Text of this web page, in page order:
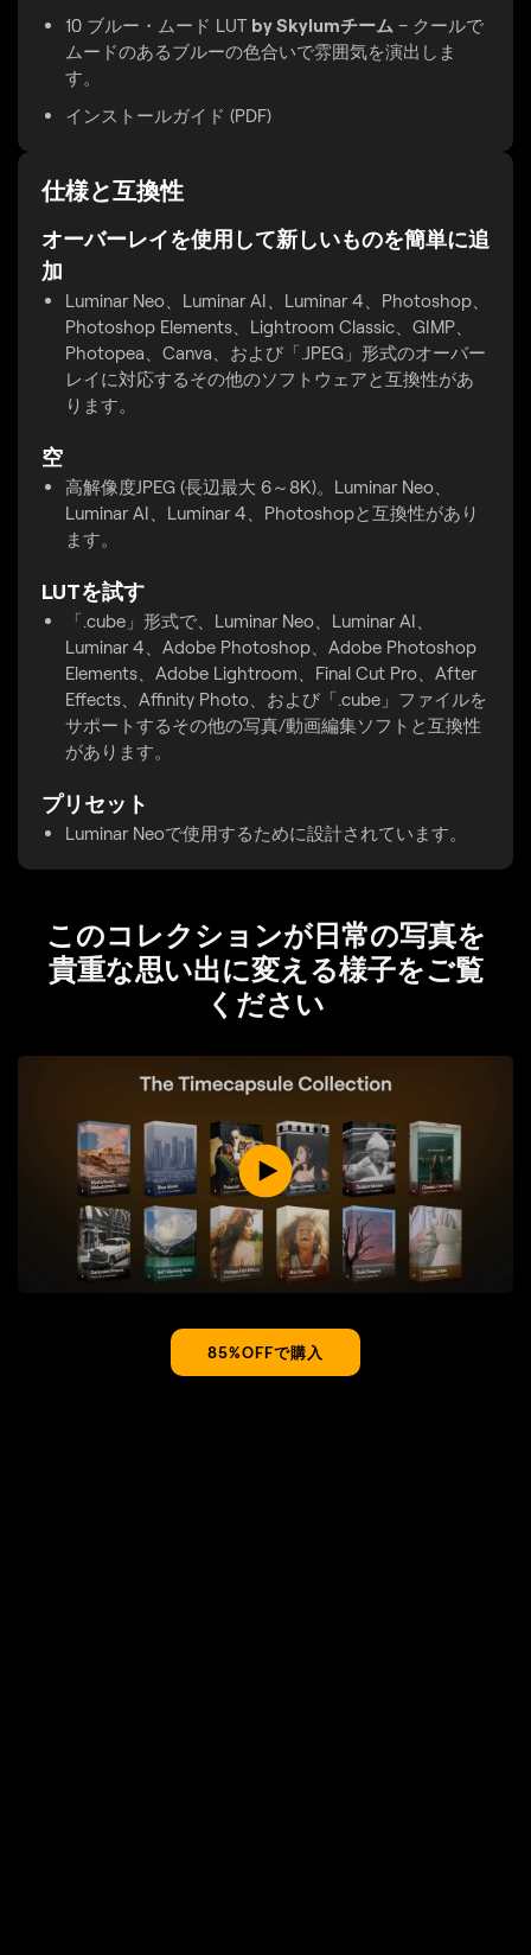
10 ブルー・ムード LUT by Skylumチーム – クールで
ムードのあるブルーの色合いで雰囲気を演出しま
す。
インストールガイド (PDF)
仕様と互換性
オーバーレイを使用して新しいものを簡単に追
加
Luminar Neo、Luminar AI、Luminar 4、Photoshop、
Photoshop Elements、Lightroom Classic、GIMP、
Photopea、Canva、および「.JPEG」形式のオーバー
レイに対応するその他のソフトウェアと互換性があ
ります。
空
高解像度JPEG (長辺最大 6～8K)。Luminar Neo、
Luminar AI、Luminar 4、Photoshopと互換性があり
ます。
LUTを試す
「.cube」形式で、Luminar Neo、Luminar AI、
Luminar 4、Adobe Photoshop、Adobe Photoshop
Elements、Adobe Lightroom、Final Cut Pro、After
Effects、Affinity Photo、および「.cube」ファイルを
サポートするその他の写真/動画編集ソフトと互換性
があります。
プリセット
Luminar Neoで使用するために設計されています。
このコレクションが日常の写真を
貴重な思い出に変える様子をご覧
ください
85%OFFで購入